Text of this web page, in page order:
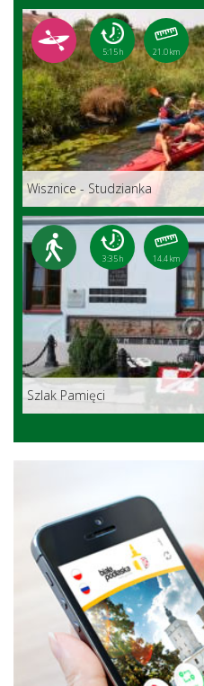
5:15 h 21.0 km
Wisznice - Studzianka
3:35 h 14.4 km
Szlak Pamięci